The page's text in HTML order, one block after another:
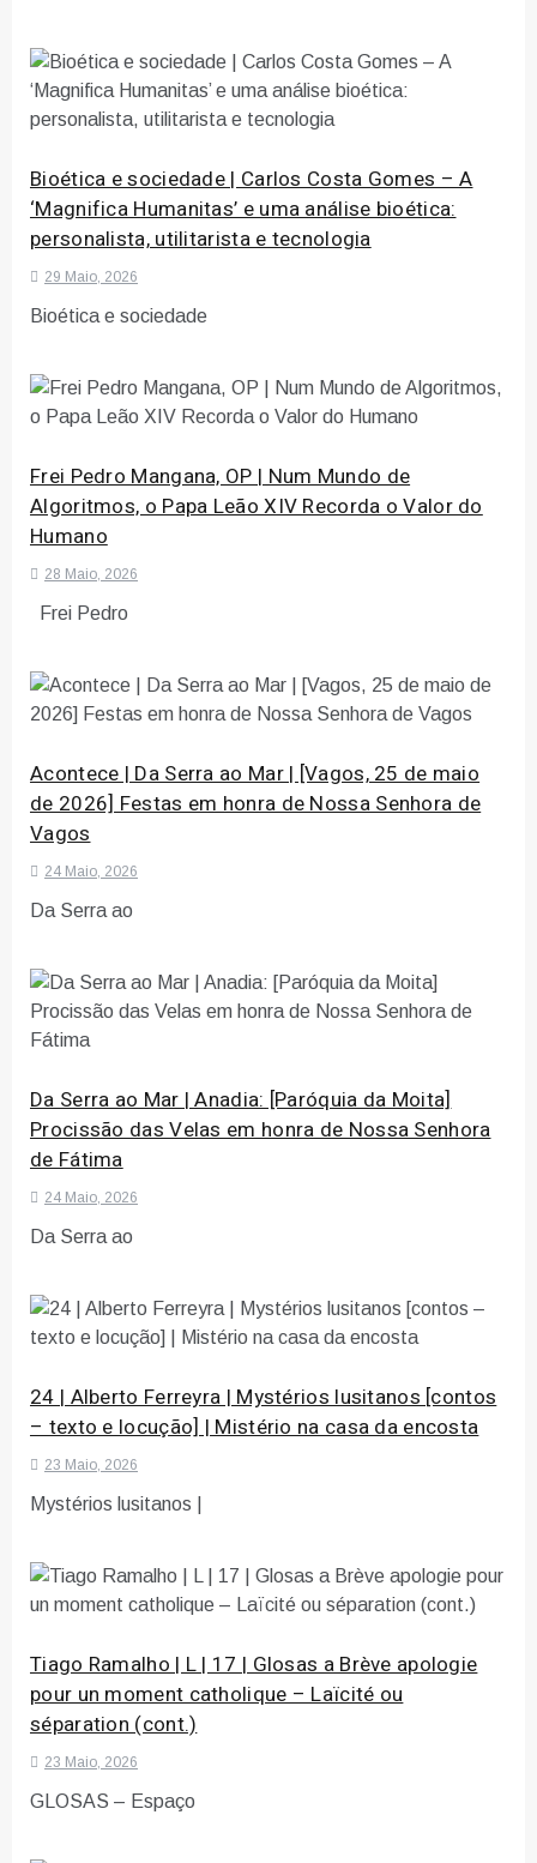
Bioética e sociedade | Carlos Costa Gomes – A
‘Magnifica Humanitas’ e uma análise bioética:
personalista, utilitarista e tecnologia
29 Maio, 2026
Bioética e sociedade
Frei Pedro Mangana, OP | Num Mundo de
Algoritmos, o Papa Leão XIV Recorda o Valor do
Humano
28 Maio, 2026
Frei Pedro
Acontece | Da Serra ao Mar | [Vagos, 25 de maio
de 2026] Festas em honra de Nossa Senhora de
Vagos
24 Maio, 2026
Da Serra ao
Da Serra ao Mar | Anadia: [Paróquia da Moita]
Procissão das Velas em honra de Nossa Senhora
de Fátima
24 Maio, 2026
Da Serra ao
24 | Alberto Ferreyra | Mystérios lusitanos [contos
– texto e locução] | Mistério na casa da encosta
23 Maio, 2026
Mystérios lusitanos |
Tiago Ramalho | L | 17 | Glosas a Brève apologie
pour un moment catholique – Laïcité ou
séparation (cont.)
23 Maio, 2026
GLOSAS – Espaço